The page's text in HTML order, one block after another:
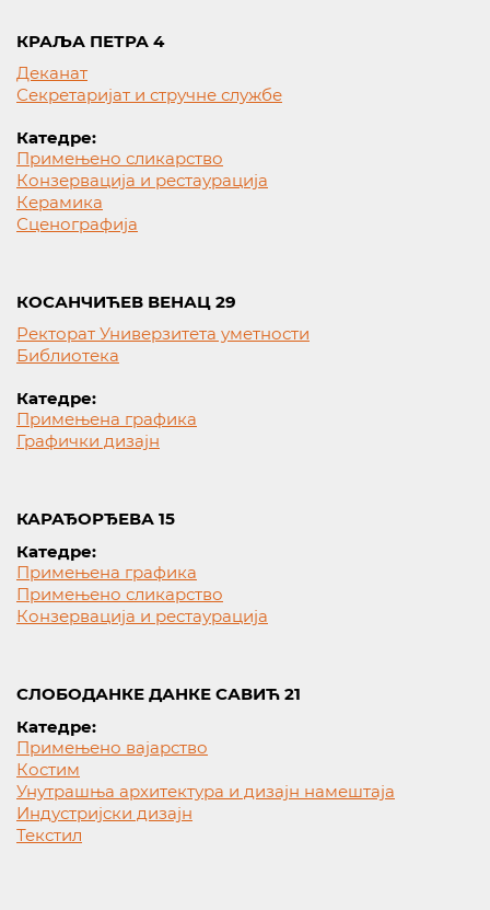
КРАЉА ПЕТРА 4
Деканат
Секретаријат и стручне службе
Катедре:
Примењено сликарство
Конзервација и рестаурација
Керамика
Сценографија
КОСАНЧИЋЕВ ВЕНАЦ 29
Ректорат Универзитета уметности
Библиотека
Катедре:
Примењена графика
Графички дизајн
КАРАЂОРЂЕВА 15
Катедре:
Примењена графика
Примењено сликарство
Конзервација и рестаурација
СЛОБОДАНКЕ ДАНКЕ САВИЋ 21
Катедре:
Примењено вајарство
Костим
Унутрашња архитектура и дизајн намештаја
Индустријски дизајн
Текстил